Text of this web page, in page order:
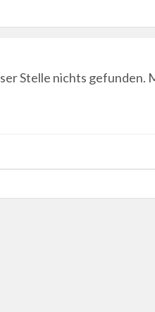
Stelle nichts gefunden.